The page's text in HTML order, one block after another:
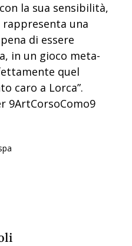
la sua sensibilità,
una
di essere
in un gioco meta-
quel
caro a Lorca”.
9ArtCorsoComo9